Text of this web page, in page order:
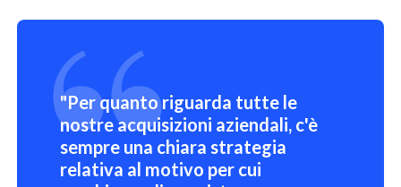
"Per quanto riguarda tutte le
nostre acquisizioni aziendali, c'è
sempre una chiara strategia
relativa al motivo per cui